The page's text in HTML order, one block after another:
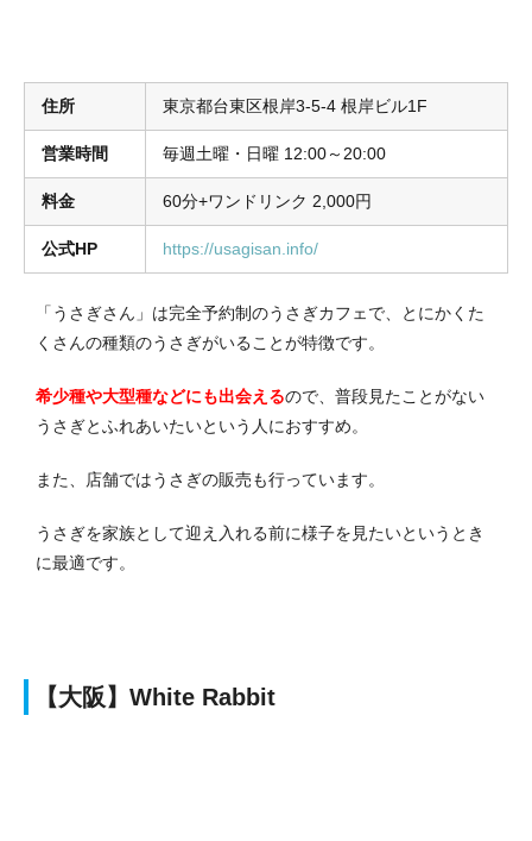
住所 東京都台東区根岸3-5-4 根岸ビル1F
営業時間 毎週土曜・日曜 12:00～20:00
料金 60分+ワンドリンク 2,000円
公式HP https://usagisan.info/
「うさぎさん」は完全予約制のうさぎカフェで、とにかくた
くさんの種類のうさぎがいることが特徴です。
希少種や大型種などにも出会えるので、普段見たことがない
うさぎとふれあいたいという人におすすめ。
また、店舗ではうさぎの販売も行っています。
うさぎを家族として迎え入れる前に様子を見たいというとき
に最適です。
【大阪】White Rabbit